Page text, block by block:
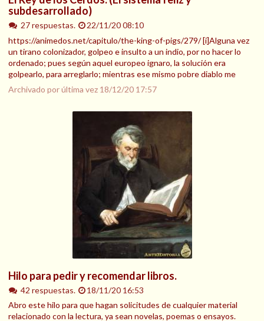
subdesarrollado)
27 respuestas.
22/11/20 08:10
https://animedos.net/capitulo/the-king-of-pigs/279/ [i]Alguna vez
un tirano colonizador, golpeo e insulto a un indio, por no hacer lo
ordenado; pues según aquel europeo ignaro, la solución era
golpearlo, para arreglarlo; mientras ese mismo pobre diablo me
Archivado por última vez 18/12/20 17:57
Hilo para pedir y recomendar libros.
42 respuestas.
18/11/20 16:53
Abro este hilo para que hagan solicitudes de cualquier material
relacionado con la lectura, ya sean novelas, poemas o ensayos.